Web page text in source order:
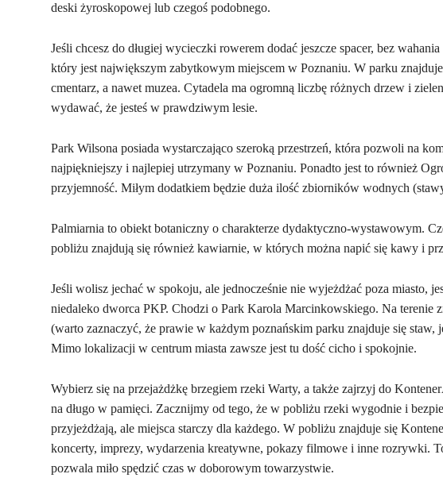
deski żyroskopowej lub czegoś podobnego.
Jeśli chcesz do długiej wycieczki rowerem dodać jeszcze spacer, bez
który jest największym zabytkowym miejscem w Poznaniu. W parku
cmentarz, a nawet muzea. Cytadela ma ogromną liczbę różnych drzew i
wydawać, że jesteś w prawdziwym lesie.
Park Wilsona posiada wystarczająco szeroką przestrzeń, która pozwoli na
najpiękniejszy i najlepiej utrzymany w Poznaniu. Ponadto jest to również
przyjemność. Miłym dodatkiem będzie duża ilość zbiorników wodnych
Palmiarnia to obiekt botaniczny o charakterze dydaktyczno-wystawowym.
pobliżu znajdują się również kawiarnie, w których można napić się kawy i
Jeśli wolisz jechać w spokoju, ale jednocześnie nie wyjeżdżać poza miasto,
niedaleko dworca PKP. Chodzi o Park Karola Marcinkowskiego. Na terenie
(warto zaznaczyć, że prawie w każdym poznańskim parku znajduje się staw,
Mimo lokalizacji w centrum miasta zawsze jest tu dość cicho i spokojnie.
Wybierz się na przejażdżkę brzegiem rzeki Warty, a także zajrzyj do
na długo w pamięci. Zacznijmy od tego, że w pobliżu rzeki wygodnie i
przyjeżdżają, ale miejsca starczy dla każdego. W pobliżu znajduje się
koncerty, imprezy, wydarzenia kreatywne, pokazy filmowe i inne rozrywki.
pozwala miło spędzić czas w doborowym towarzystwie.